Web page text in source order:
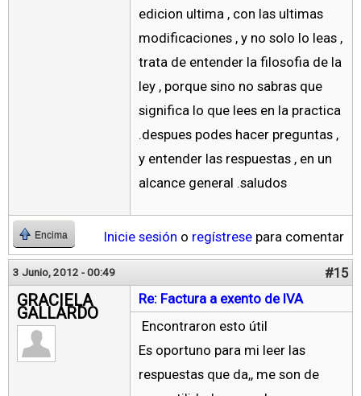
edicion ultima , con las ultimas
modificaciones , y no solo lo leas ,
trata de entender la filosofia de la
ley , porque sino no sabras que
significa lo que lees en la practica
.despues podes hacer preguntas ,
y entender las respuestas , en un
alcance general .saludos
Encima Inicie sesión o regístrese para comentar
3 Junio, 2012 - 00:49 #15
GRACIELA
GALLARDO
Re: Factura a exento de IVA
Encontraron esto útil
Es oportuno para mi leer las
respuestas que da,, me son de